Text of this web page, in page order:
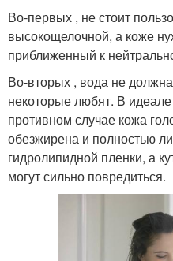
Во-первых , не стоит
высокощелочной, а коже
приближенный к
Во-вторых , вода не
некоторые любят. В
противном случае кожа
обезжирена и полностью
гидролипидной пленки, а
могут сильно повредиться.